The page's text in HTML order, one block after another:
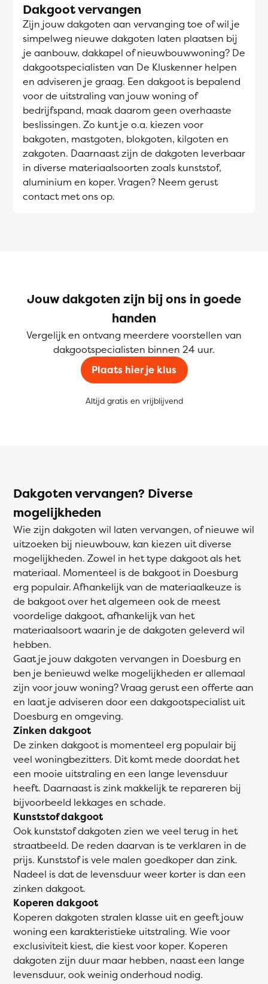
Dakgoot vervangen
Zijn jouw dakgoten aan vervanging toe of wil je
simpelweg nieuwe dakgoten laten plaatsen bij
je aanbouw, dakkapel of nieuwbouwwoning? De
dakgootspecialisten van De Kluskenner helpen
en adviseren je graag. Een dakgoot is bepalend
voor de uitstraling van jouw woning of
bedrijfspand, maak daarom geen overhaaste
beslissingen. Zo kunt je o.a. kiezen voor
bakgoten, mastgoten, blokgoten, kilgoten en
zakgoten. Daarnaast zijn de dakgoten leverbaar
in diverse materiaalsoorten zoals kunststof,
aluminium en koper. Vragen? Neem gerust
contact met ons op.
Jouw dakgoten zijn bij ons in goede
handen
Vergelijk en ontvang meerdere voorstellen van
dakgootspecialisten binnen 24 uur.
Plaats hier je klus
Altijd gratis en vrijblijvend
Dakgoten vervangen? Diverse
mogelijkheden
Wie zijn dakgoten wil laten vervangen, of nieuwe wil
uitzoeken bij nieuwbouw, kan kiezen uit diverse
mogelijkheden. Zowel in het type dakgoot als het
materiaal. Momenteel is de bakgoot in Doesburg
erg populair. Afhankelijk van de materiaalkeuze is
de bakgoot over het algemeen ook de meest
voordelige dakgoot, afhankelijk van het
materiaalsoort waarin je de dakgoten geleverd wil
hebben.
Gaat je jouw dakgoten vervangen in Doesburg en
ben je benieuwd welke mogelijkheden er allemaal
zijn voor jouw woning? Vraag gerust een offerte aan
en laat je adviseren door een dakgootspecialist uit
Doesburg en omgeving.
Zinken dakgoot
De zinken dakgoot is momenteel erg populair bij
veel woningbezitters. Dit komt mede doordat het
een mooie uitstraling en een lange levensduur
heeft. Daarnaast is zink makkelijk te repareren bij
bijvoorbeeld lekkages en schade.
Kunststof dakgoot
Ook kunststof dakgoten zien we veel terug in het
straatbeeld. De reden daarvan is te verklaren in de
prijs. Kunststof is vele malen goedkoper dan zink.
Nadeel is dat de levensduur weer korter is dan een
zinken dakgoot.
Koperen dakgoot
Koperen dakgoten stralen klasse uit en geeft jouw
woning een karakteristieke uitstraling. Wie voor
exclusiviteit kiest, die kiest voor koper. Koperen
dakgoten zijn duur maar hebben, naast een lange
levensduur, ook weinig onderhoud nodig.